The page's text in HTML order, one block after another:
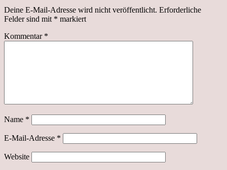
Deine E-Mail-Adresse wird nicht veröffentlicht. Erforderliche
Felder sind mit * markiert
Kommentar *
Name *
E-Mail-Adresse *
Website